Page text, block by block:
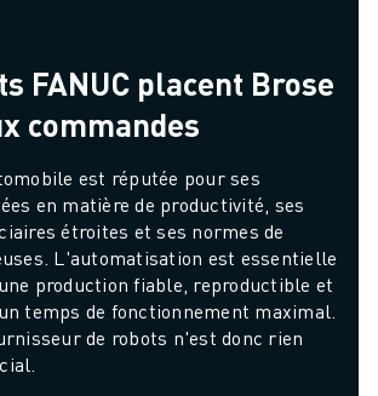
FANUC placent Brose
commandes
est réputée pour ses
en matière de productivité, ses
étroites et ses normes de
L'automatisation est essentielle
production fiable, reproductible et
temps de fonctionnement maximal.
de robots n'est donc rien